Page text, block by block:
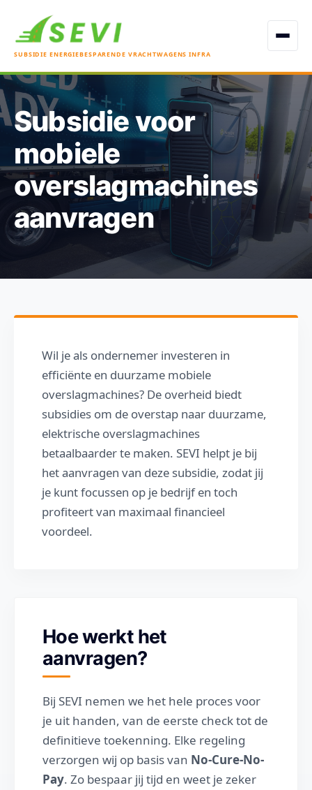
SUBSIDIE ENERGIEBESPARENDE VRACHTWAGENS INFRA
Open
Subsidie voor
mobiele
overslagmachines
aanvragen
Wil je als ondernemer investeren in
efficiënte en duurzame mobiele
overslagmachines? De overheid biedt
subsidies om de overstap naar duurzame,
elektrische overslagmachines
betaalbaarder te maken. SEVI helpt je bij
het aanvragen van deze subsidie, zodat jij
je kunt focussen op je bedrijf en toch
profiteert van maximaal financieel
voordeel.
Hoe werkt het
aanvragen?
Bij SEVI nemen we het hele proces voor
je uit handen, van de eerste check tot de
definitieve toekenning. Elke regeling
verzorgen wij op basis van No-Cure-No-
Pay. Zo bespaar jij tijd en weet je zeker